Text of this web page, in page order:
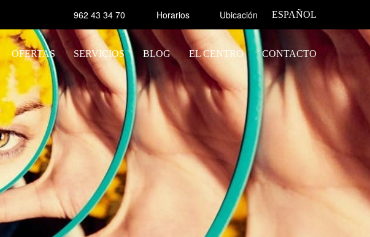
962 43 34 70 Horarios Ubicación ESPAÑOL
OFERTAS SERVICIOS BLOG EL CENTRO CONTACTO